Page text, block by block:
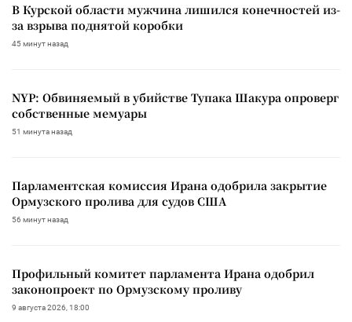
В Курской области мужчина лишился конечностей из-
за взрыва поднятой коробки
45 минут назад
NYP: Обвиняемый в убийстве Тупака Шакура опроверг
собственные мемуары
51 минута назад
Парламентская комиссия Ирана одобрила закрытие
Ормузского пролива для судов США
56 минут назад
Профильный комитет парламента Ирана одобрил
законопроект по Ормузскому проливу
9 августа 2026, 18:00